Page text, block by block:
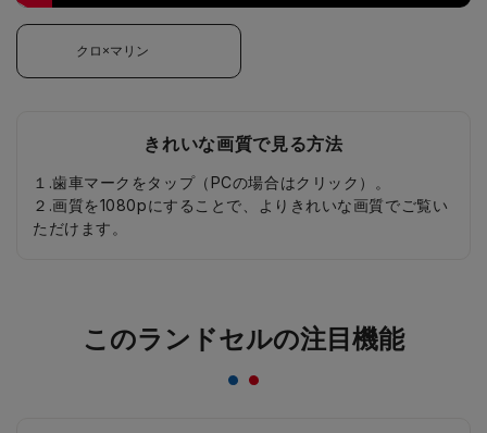
クロ×マリン
きれいな画質で見る方法
１.歯車マークをタップ（PCの場合はクリック）。
２.画質を1080pにすることで、よりきれいな画質でご覧い
ただけます。
このランドセルの注目機能